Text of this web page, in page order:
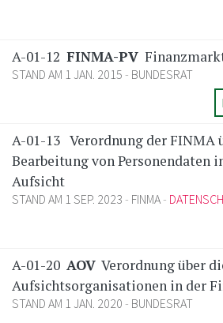
A-01-12 FINMA-PV
STAND AM 1 JAN. 2015
BUNDESRAT
A-01-13 Verordnung der FINMA
Bearbeitung von Personendaten
Aufsicht
STAND AM 1 SEP. 2023 FINMA
A-01-20 AOV Verordnung über
Aufsichtsorganisationen in der
STAND AM 1 JAN. 2020
BUNDESRAT